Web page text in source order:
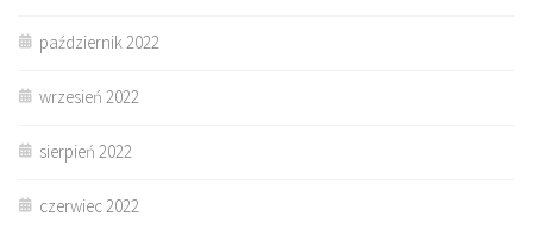
październik 2022
wrzesień 2022
sierpień 2022
czerwiec 2022